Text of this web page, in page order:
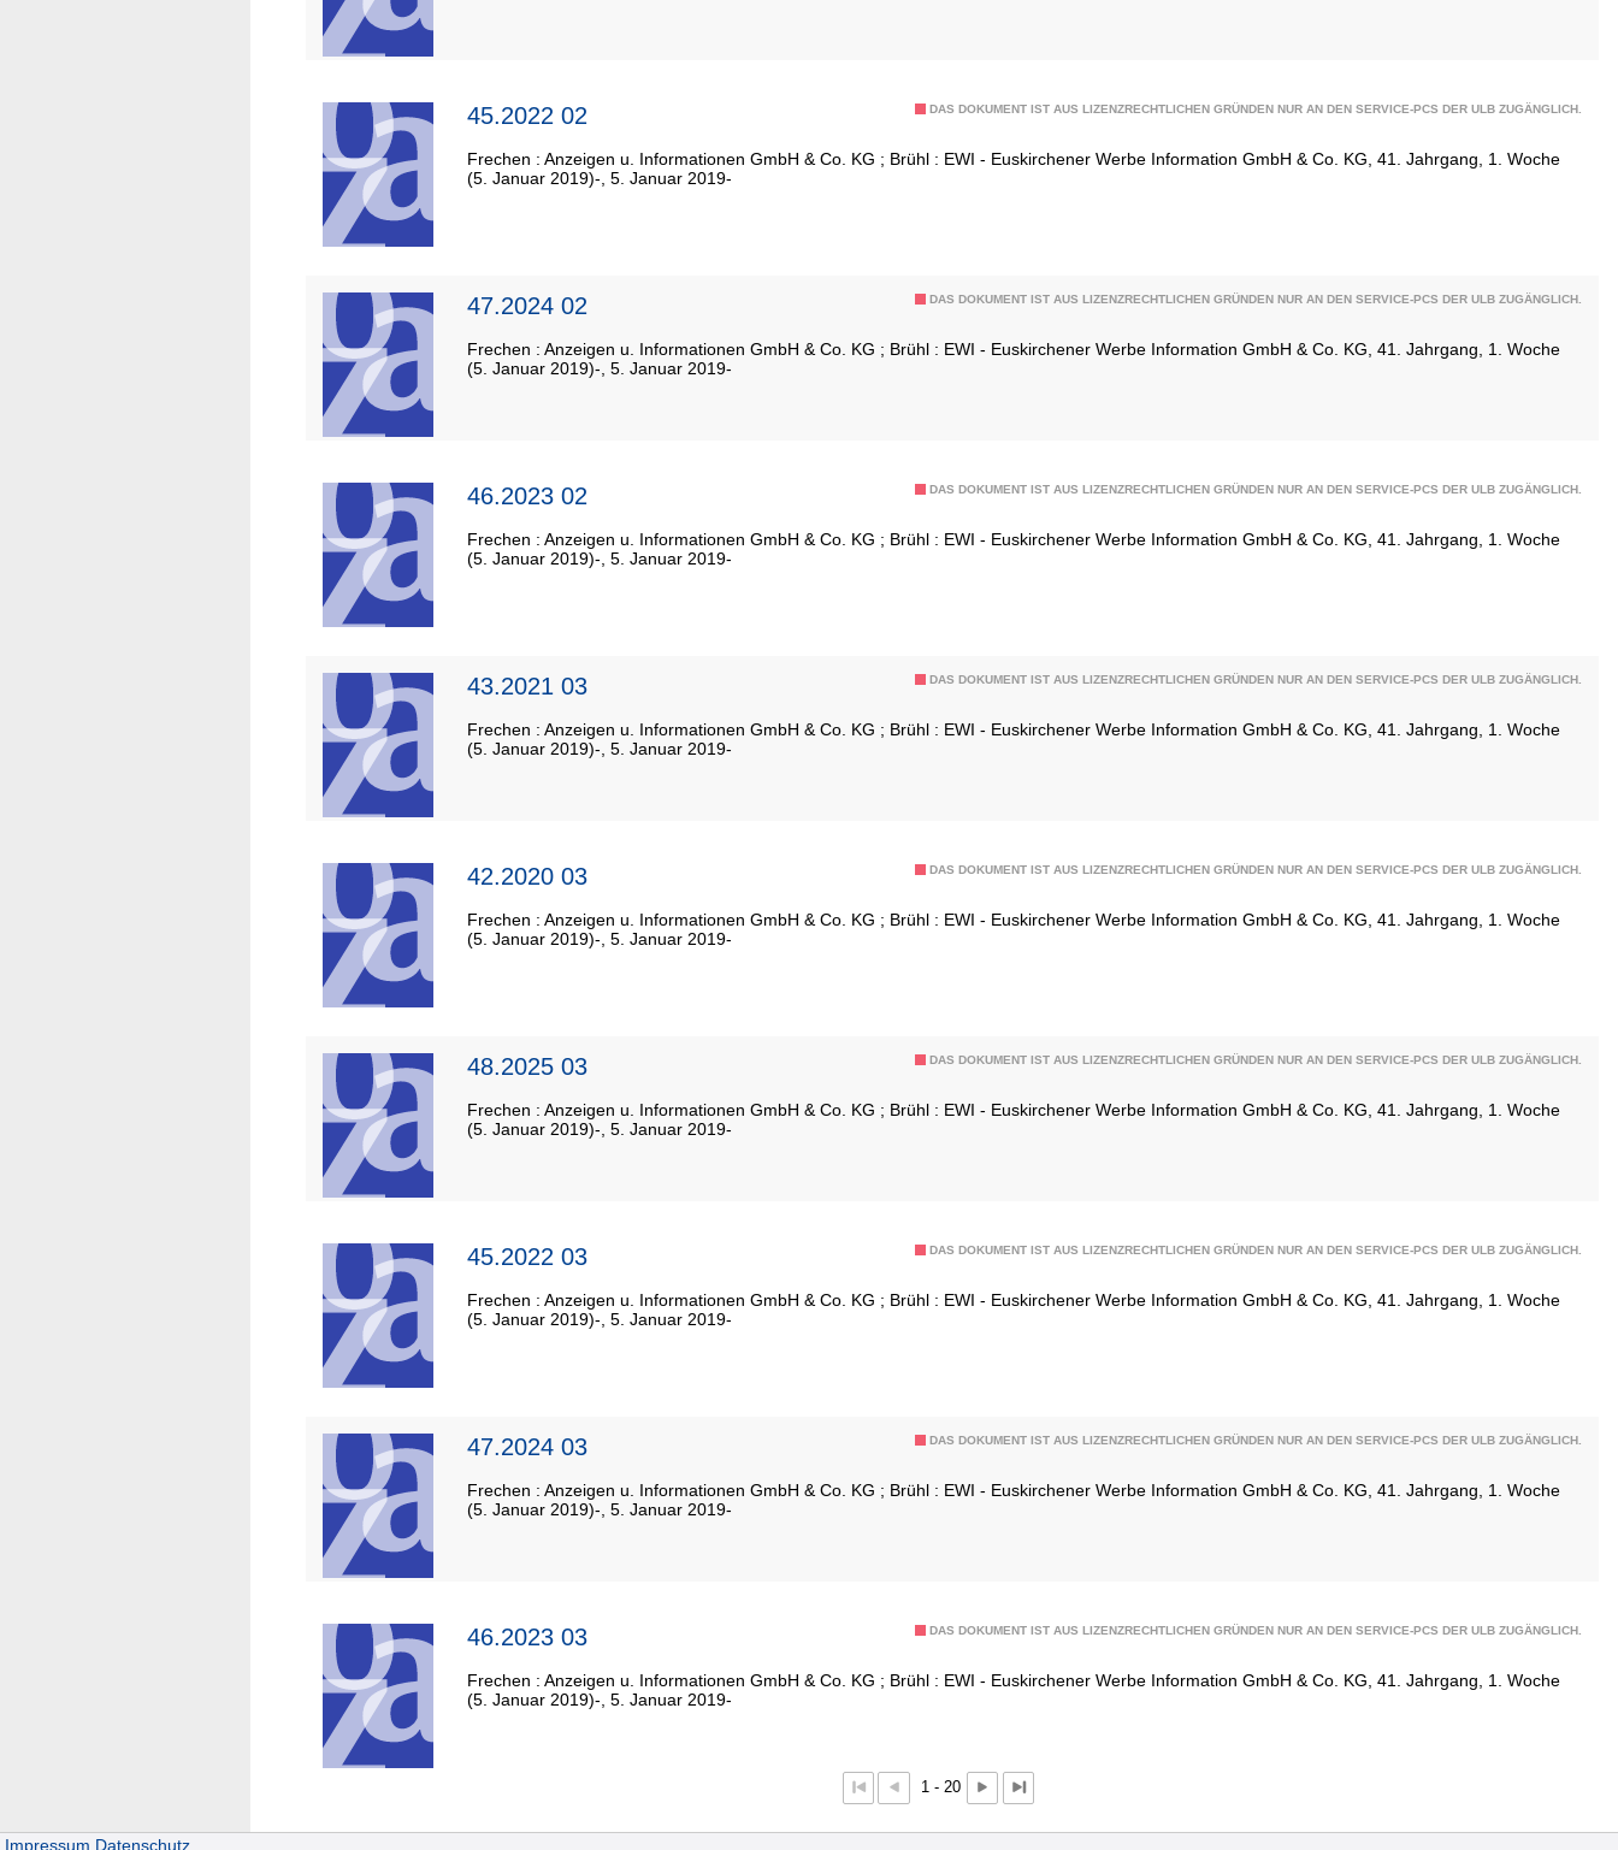
DAS DOKUMENT IST AUS LIZENZRECHTLICHEN GRÜNDEN NUR AN DEN SERVICE-PCS DER ULB ZUGÄNGLICH.
45.2022 02
Frechen : Anzeigen u. Informationen GmbH & Co. KG ; Brühl : EWI - Euskirchener Werbe Information GmbH & Co. KG, 41. Jahrgang, 1. Woche
(5. Januar 2019)-, 5. Januar 2019-
DAS DOKUMENT IST AUS LIZENZRECHTLICHEN GRÜNDEN NUR AN DEN SERVICE-PCS DER ULB ZUGÄNGLICH.
47.2024 02
Frechen : Anzeigen u. Informationen GmbH & Co. KG ; Brühl : EWI - Euskirchener Werbe Information GmbH & Co. KG, 41. Jahrgang, 1. Woche
(5. Januar 2019)-, 5. Januar 2019-
DAS DOKUMENT IST AUS LIZENZRECHTLICHEN GRÜNDEN NUR AN DEN SERVICE-PCS DER ULB ZUGÄNGLICH.
46.2023 02
Frechen : Anzeigen u. Informationen GmbH & Co. KG ; Brühl : EWI - Euskirchener Werbe Information GmbH & Co. KG, 41. Jahrgang, 1. Woche
(5. Januar 2019)-, 5. Januar 2019-
DAS DOKUMENT IST AUS LIZENZRECHTLICHEN GRÜNDEN NUR AN DEN SERVICE-PCS DER ULB ZUGÄNGLICH.
43.2021 03
Frechen : Anzeigen u. Informationen GmbH & Co. KG ; Brühl : EWI - Euskirchener Werbe Information GmbH & Co. KG, 41. Jahrgang, 1. Woche
(5. Januar 2019)-, 5. Januar 2019-
DAS DOKUMENT IST AUS LIZENZRECHTLICHEN GRÜNDEN NUR AN DEN SERVICE-PCS DER ULB ZUGÄNGLICH.
42.2020 03
Frechen : Anzeigen u. Informationen GmbH & Co. KG ; Brühl : EWI - Euskirchener Werbe Information GmbH & Co. KG, 41. Jahrgang, 1. Woche
(5. Januar 2019)-, 5. Januar 2019-
DAS DOKUMENT IST AUS LIZENZRECHTLICHEN GRÜNDEN NUR AN DEN SERVICE-PCS DER ULB ZUGÄNGLICH.
48.2025 03
Frechen : Anzeigen u. Informationen GmbH & Co. KG ; Brühl : EWI - Euskirchener Werbe Information GmbH & Co. KG, 41. Jahrgang, 1. Woche
(5. Januar 2019)-, 5. Januar 2019-
DAS DOKUMENT IST AUS LIZENZRECHTLICHEN GRÜNDEN NUR AN DEN SERVICE-PCS DER ULB ZUGÄNGLICH.
45.2022 03
Frechen : Anzeigen u. Informationen GmbH & Co. KG ; Brühl : EWI - Euskirchener Werbe Information GmbH & Co. KG, 41. Jahrgang, 1. Woche
(5. Januar 2019)-, 5. Januar 2019-
DAS DOKUMENT IST AUS LIZENZRECHTLICHEN GRÜNDEN NUR AN DEN SERVICE-PCS DER ULB ZUGÄNGLICH.
47.2024 03
Frechen : Anzeigen u. Informationen GmbH & Co. KG ; Brühl : EWI - Euskirchener Werbe Information GmbH & Co. KG, 41. Jahrgang, 1. Woche
(5. Januar 2019)-, 5. Januar 2019-
DAS DOKUMENT IST AUS LIZENZRECHTLICHEN GRÜNDEN NUR AN DEN SERVICE-PCS DER ULB ZUGÄNGLICH.
46.2023 03
Frechen : Anzeigen u. Informationen GmbH & Co. KG ; Brühl : EWI - Euskirchener Werbe Information GmbH & Co. KG, 41. Jahrgang, 1. Woche
(5. Januar 2019)-, 5. Januar 2019-
1 - 20
Impressum Datenschutz